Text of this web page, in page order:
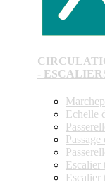
-
Echelle
Passage
Escalier
Escalier